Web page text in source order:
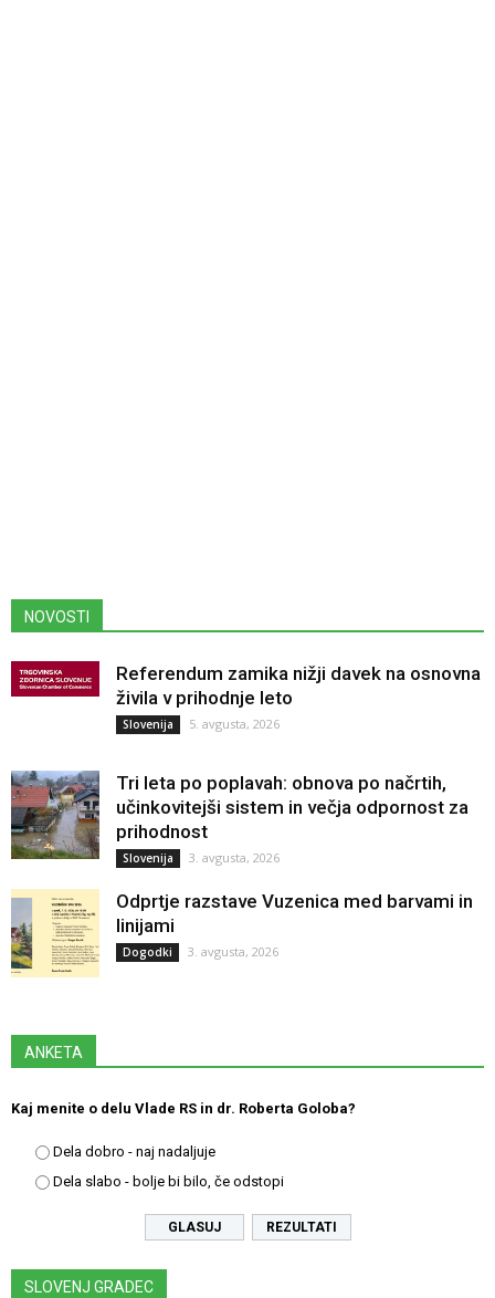
NOVOSTI
Referendum zamika nižji davek na osnovna
živila v prihodnje leto
Slovenija 5. avgusta, 2026
Tri leta po poplavah: obnova po načrtih,
učinkovitejši sistem in večja odpornost za
prihodnost
Slovenija 3. avgusta, 2026
Odprtje razstave Vuzenica med barvami in
linijami
Dogodki 3. avgusta, 2026
ANKETA
Kaj menite o delu Vlade RS in dr. Roberta Goloba?
Dela dobro - naj nadaljuje
Dela slabo - bolje bi bilo, če odstopi
REZULTATI
SLOVENJ GRADEC